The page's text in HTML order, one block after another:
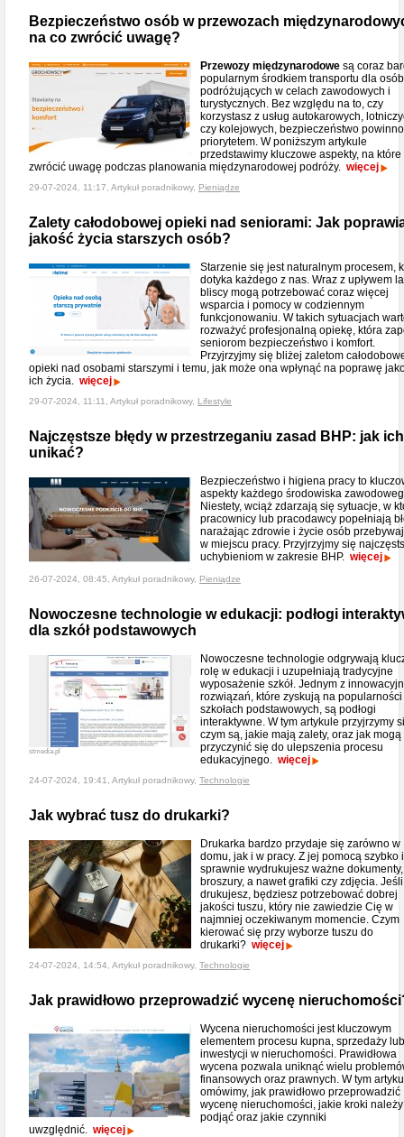
Bezpieczeństwo osób w przewozach
na co zwrócić uwagę?
Przewozy międzynarodowe są coraz
popularnym środkiem transportu dla osób
podróżujących w celach zawodowych i
turystycznych. Bez względu na to, czy
korzystasz z usług autokarowych,
czy kolejowych, bezpieczeństwo
priorytetem. W poniższym artykule
przedstawimy kluczowe aspekty, na które
zwrócić uwagę podczas planowania międzynarodowej podróży. więcej
29-07-2024, 11:17, Artykuł poradnikowy, Pieniądze
Zalety całodobowej opieki nad seniorami: Jak
jakość życia starszych osób?
Starzenie się jest naturalnym procesem,
dotyka każdego z nas. Wraz z upływem
bliscy mogą potrzebować coraz więcej
wsparcia i pomocy w codziennym
funkcjonowaniu. W takich sytuacjach
rozważyć profesjonalną opiekę, która
seniorom bezpieczeństwo i komfort.
Przyjrzyjmy się bliżej zaletom
opieki nad osobami starszymi i temu, jak może ona wpłynąć na poprawę
ich życia. więcej
29-07-2024, 11:11, Artykuł poradnikowy, Lifestyle
Najczęstsze błędy w przestrzeganiu zasad BHP: jak ich
unikać?
Bezpieczeństwo i higiena pracy to
aspekty każdego środowiska
Niestety, wciąż zdarzają się sytuacje, w
pracownicy lub pracodawcy popełniają
narażając zdrowie i życie osób
w miejscu pracy. Przyjrzyjmy się
uchybieniom w zakresie BHP. więcej
26-07-2024, 08:45, Artykuł poradnikowy, Pieniądze
Nowoczesne technologie w edukacji: podłogi
dla szkół podstawowych
stmedia.pl
Nowoczesne technologie odgrywają
rolę w edukacji i uzupełniają tradycyjne
wyposażenie szkół. Jednym z
rozwiązań, które zyskują na popularności
szkołach podstawowych, są podłogi
interaktywne. W tym artykule przyjrzymy
czym są, jakie mają zalety, oraz jak mogą
przyczynić się do ulepszenia procesu
edukacyjnego. więcej
24-07-2024, 19:41, Artykuł poradnikowy, Technologie
Jak wybrać tusz do drukarki?
Drukarka bardzo przydaje się zarówno w
domu, jak i w pracy. Z jej pomocą szybko i
sprawnie wydrukujesz ważne dokumenty,
broszury, a nawet grafiki czy zdjęcia.
drukujesz, będziesz potrzebować dobrej
jakości tuszu, który nie zawiedzie Cię w
najmniej oczekiwanym momencie. Czym
kierować się przy wyborze tuszu do
drukarki? więcej
24-07-2024, 14:54, Artykuł poradnikowy, Technologie
Jak prawidłowo przeprowadzić wycenę
Wycena nieruchomości jest kluczowym
elementem procesu kupna, sprzedaży lub
inwestycji w nieruchomości. Prawidłowa
wycena pozwala uniknąć wielu
finansowych oraz prawnych. W tym
omówimy, jak prawidłowo przeprowadzić
wycenę nieruchomości, jakie kroki należy
podjąć oraz jakie czynniki
uwzględnić. więcej